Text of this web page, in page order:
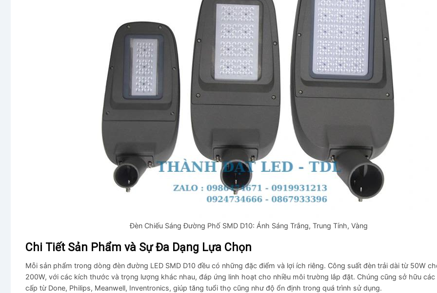
Đèn Chiếu Sáng Đường Phố SMD D10: Ánh Sáng Trắng, Trung Tính, Vàng
Chi Tiết Sản Phẩm và Sự Đa Dạng Lựa Chọn
Mỗi sản phẩm trong dòng đèn đường LED SMD D10 đều có những đặc điểm và lợi ích riêng. Công suất đèn trải dài từ 50W
200W, với các kích thước và trọng lượng khác nhau, đáp ứng linh hoạt cho nhiều môi trường lắp đặt. Chúng cũng sở hữu các
cấp từ Done, Philips, Meanwell, Inventronics, giúp tăng tuổi thọ cũng như độ ổn định trong quá trình sử dụng.